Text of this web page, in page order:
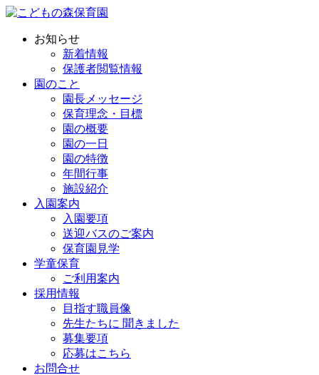
お知らせ
新着情報
保護者閲覧情報
園のこと
園長メッセージ
保育理念・目標
園の概要
園の一日
園の特徴
年間行事
施設紹介
入園案内
入園要項
送迎バスのご案内
保育園見学
学童保育
ご利用案内
採用情報
目指す職員像
先生たちに 聞きました
募集要項
応募はこちら
お問合せ